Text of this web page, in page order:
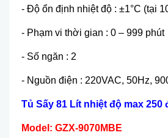
- Độ ổn định nhiệt độ : ±1°C (tại
- Phạm vi thời gian : 0 – 999 phút
- Số ngăn : 2
- Nguồn điện : 220VAC, 50Hz,
Tủ Sấy 81 Lít nhiệt độ max 250
Model: GZX-9070MBE